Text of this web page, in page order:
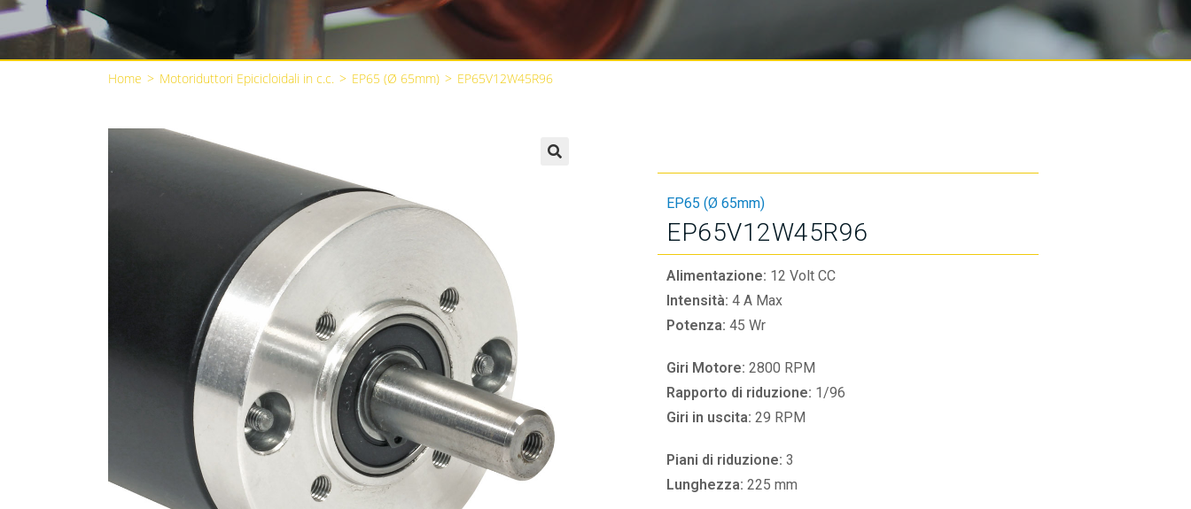
Home > Motoriduttori Epicicloidali in c.c. > EP65 (Ø 65mm) > EP65V12W45R96
EP65 (Ø 65mm)
EP65V12W45R96
Alimentazione: 12 Volt CC
Intensità: 4 A Max
Potenza: 45 Wr
Giri Motore: 2800 RPM
Rapporto di riduzione: 1/96
Giri in uscita: 29 RPM
Piani di riduzione: 3
Lunghezza: 225 mm